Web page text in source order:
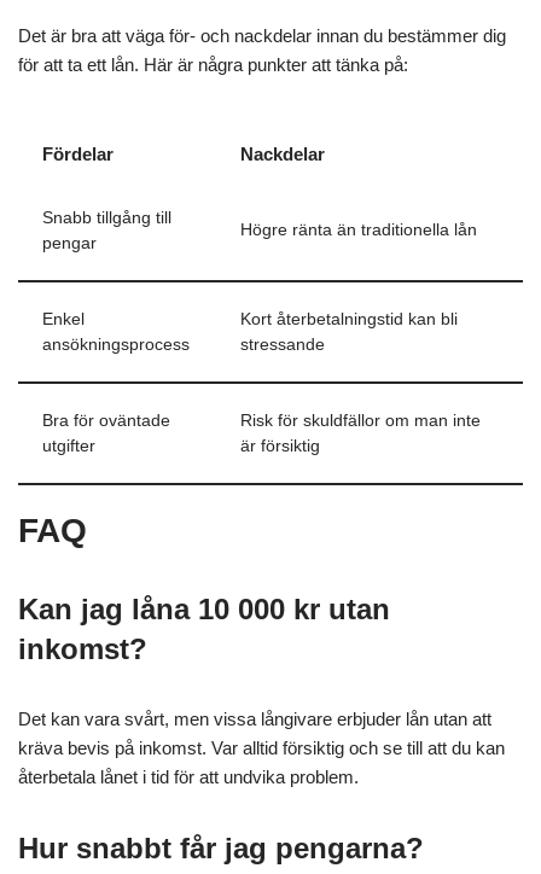
Det är bra att väga för- och nackdelar innan du bestämmer dig
för att ta ett lån. Här är några punkter att tänka på:
Fördelar Nackdelar
Snabb tillgång till
pengar
Högre ränta än traditionella lån
Enkel
ansökningsprocess
Kort återbetalningstid kan bli
stressande
Bra för oväntade
utgifter
Risk för skuldfällor om man inte
är försiktig
FAQ
Kan jag låna 10 000 kr utan
inkomst?
Det kan vara svårt, men vissa långivare erbjuder lån utan att
kräva bevis på inkomst. Var alltid försiktig och se till att du kan
återbetala lånet i tid för att undvika problem.
Hur snabbt får jag pengarna?